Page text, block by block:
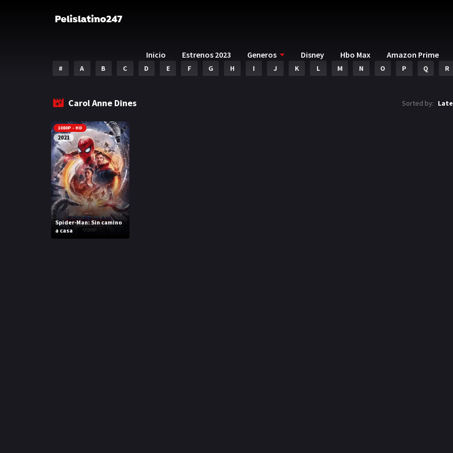
Inicio Estrenos 2023 Generos Disney Hbo Max Amazon Prime
# A B C D E F G H I J K L M N O P Q R
Carol Anne Dines Sorted by:
1080P - HD
2021
Spider-Man: Sin camino
a casa